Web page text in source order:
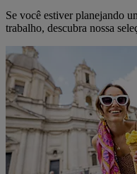
Se você estiver planejando
trabalho, descubra nossa